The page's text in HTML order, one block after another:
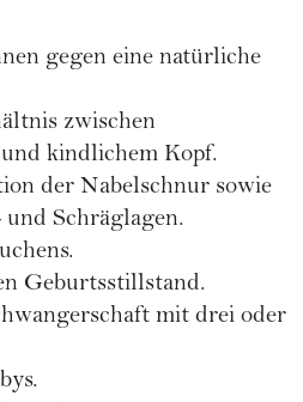
gegen eine natürliche
zwischen
kindlichem Kopf.
der Nabelschnur sowie
Schräglagen.
Geburtsstillstand.
mit drei oder